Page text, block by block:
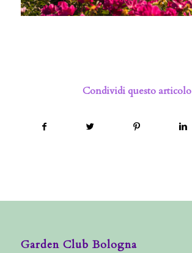
Condividi questo articolo
Garden Club Bologna